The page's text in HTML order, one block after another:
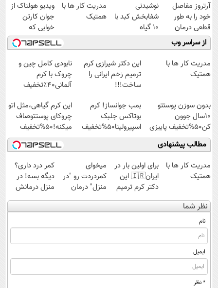
آرتروز مفاصل
خود را به طور
قطعی درمان
کنید!
◗پرسش‌نامه◖
نوشیدنی
شفابخش کبد با
10 گیاه
موثر(تخفیف تا
امشب)
مدریت کار ها با
همتیک
ویدیو هولناک از
جوان کارتن
خوابی که
میلیاردر شد.
آموزش رایگان
از سراسر وب
مدریت کار ها با
همتیک
این دکتر شیرازی کرم
ترمیم زخم ایرانی را
ساخت!!!
نابودی کامل چین و
چروک با کرم
آلمانی۴۰٪تخفیف
بدون سوزن پوستتو
10سال جوون
کن50%تخفیف پاییزی
بمب جوانساز! کرم
بوتاکس جلبک
اسپیرولینا50%تخفیف
این کرم گیاهی،مثل اتو
چروکای پوستتوصاف
میکنه!50%تخفیف
مطالب پیشنهادی
مدریت کار ها با
همتیک
برای اولین بار در
ایران🇮🇷 این
دکتر کرم ترمیم
کننده 23 روزه
ساخت!
میخوای
کمردردت رو "در
منزل" درمان
کنی؟ (◂فیلم +
◂پرسش‌نامه)
کمر درد داری؟
دیگه بسه! در
منزل درمانش
کن
(◀پرسش‌نامه)
نظر شما
نام
ایمیل
* نظر